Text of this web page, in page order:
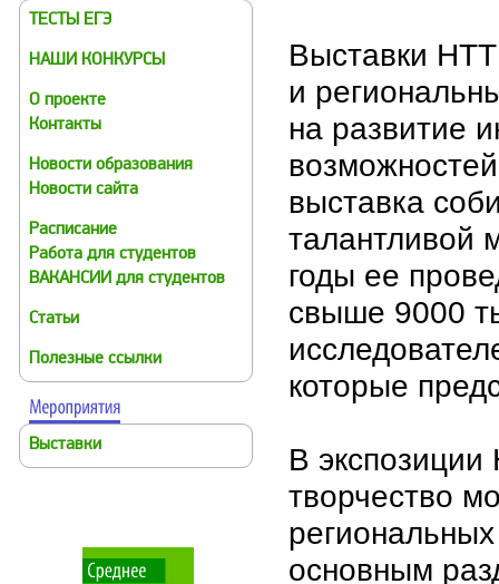
ТЕСТЫ ЕГЭ
НАШИ КОНКУРСЫ
О проекте
Контакты
Новости образования
Новости сайта
Расписание
Работа для студентов
ВАКАНСИИ для студентов
Статьи
Полезные ссылки
Выставки
Выставки
и
на развитие
выставка
талантливой
годы ее
свыше 9000
которые
В
творчество
основным